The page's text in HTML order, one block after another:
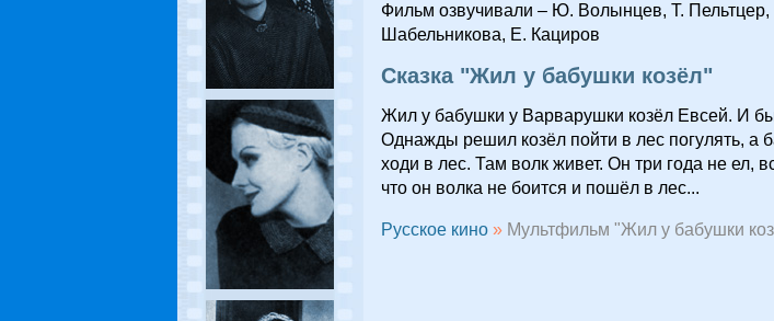
Фильм озвучивали – Ю. Волынцев, Т.
Шабельникова, Е. Кациров
Сказка "Жил у бабушки козёл"
Жил у бабушки у Варварушки козёл Евсей. И
Однажды решил козёл пойти в лес погулять, а
ходи в лес. Там волк живет. Он три года не ел,
что он волка не боится и пошёл в лес...
Русское кино » Мультфильм "Жил у бабушки